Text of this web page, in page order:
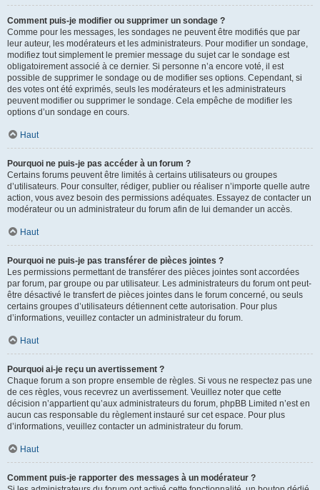
Comment puis-je modifier ou supprimer un sondage ?
Comme pour les messages, les sondages ne peuvent être modifiés que par
leur auteur, les modérateurs et les administrateurs. Pour modifier un sondage,
modifiez tout simplement le premier message du sujet car le sondage est
obligatoirement associé à ce dernier. Si personne n’a encore voté, il est
possible de supprimer le sondage ou de modifier ses options. Cependant, si
des votes ont été exprimés, seuls les modérateurs et les administrateurs
peuvent modifier ou supprimer le sondage. Cela empêche de modifier les
options d’un sondage en cours.
Haut
Pourquoi ne puis-je pas accéder à un forum ?
Certains forums peuvent être limités à certains utilisateurs ou groupes
d’utilisateurs. Pour consulter, rédiger, publier ou réaliser n’importe quelle autre
action, vous avez besoin des permissions adéquates. Essayez de contacter un
modérateur ou un administrateur du forum afin de lui demander un accès.
Haut
Pourquoi ne puis-je pas transférer de pièces jointes ?
Les permissions permettant de transférer des pièces jointes sont accordées
par forum, par groupe ou par utilisateur. Les administrateurs du forum ont peut-
être désactivé le transfert de pièces jointes dans le forum concerné, ou seuls
certains groupes d’utilisateurs détiennent cette autorisation. Pour plus
d’informations, veuillez contacter un administrateur du forum.
Haut
Pourquoi ai-je reçu un avertissement ?
Chaque forum a son propre ensemble de règles. Si vous ne respectez pas une
de ces règles, vous recevrez un avertissement. Veuillez noter que cette
décision n’appartient qu’aux administrateurs du forum, phpBB Limited n’est en
aucun cas responsable du règlement instauré sur cet espace. Pour plus
d’informations, veuillez contacter un administrateur du forum.
Haut
Comment puis-je rapporter des messages à un modérateur ?